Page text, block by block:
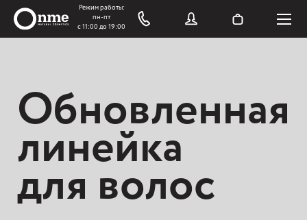
Обновленная
линейка
для волос